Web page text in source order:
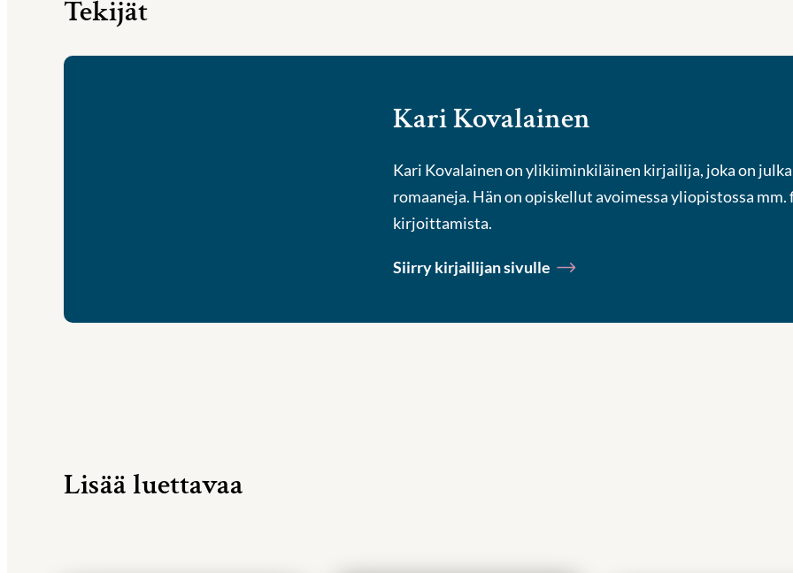
Tekijät
Kari Kovalainen
Kari Kovalainen on ylikiiminkiläinen kirjailija, joka on
romaaneja. Hän on opiskellut avoimessa yliopistossa
kirjoittamista.
Siirry kirjailijan sivulle
Lisää luettavaa